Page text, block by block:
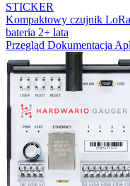
STICKER
Kompaktowy czujnik
bateria 2+ lata
Przegląd Dokumentacja